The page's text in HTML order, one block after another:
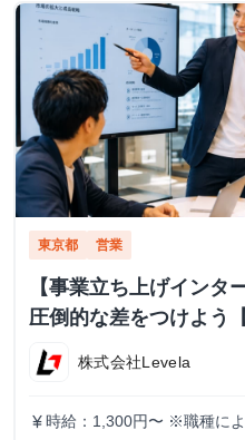
東京都 営業
【事業立ち上げインタ
圧倒的な差をつけよう
株式会社Levela
currency_yen 時給：1,300円〜 ※職種に